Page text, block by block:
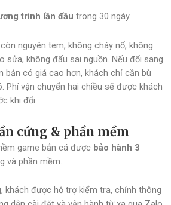
trình lần đầu trong 30 ngày.
nguyên tem, không cháy nổ, không
sửa, không đấu sai nguồn. Nếu đổi sang
bản có giá cao hơn, khách chỉ cần bù
Phí vận chuyển hai chiều sẽ được khách
khi đổi.
cứng & phần mềm
game bắn cá được bảo hành 3
và phần mềm.
khách được hỗ trợ kiểm tra, chỉnh thông